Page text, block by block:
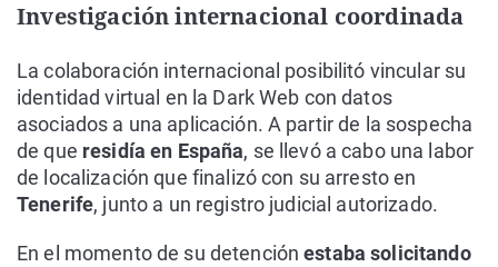
Investigación internacional coordinada
La colaboración internacional posibilitó vincular su
identidad virtual en la Dark Web con datos
asociados a una aplicación. A partir de la sospecha
de que residía en España, se llevó a cabo una labor
de localización que finalizó con su arresto en
Tenerife, junto a un registro judicial autorizado.
En el momento de su detención estaba solicitando